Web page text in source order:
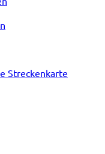
Streckenkarte